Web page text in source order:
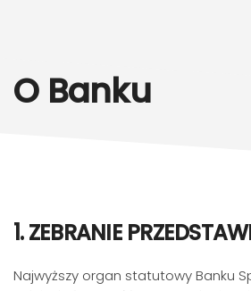
O Banku
1. ZEBRANIE
Najwyższy organ statutowy Banku